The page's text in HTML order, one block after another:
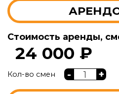
Стоимость аренды,
24 000 ₽
Кол-во смен - +